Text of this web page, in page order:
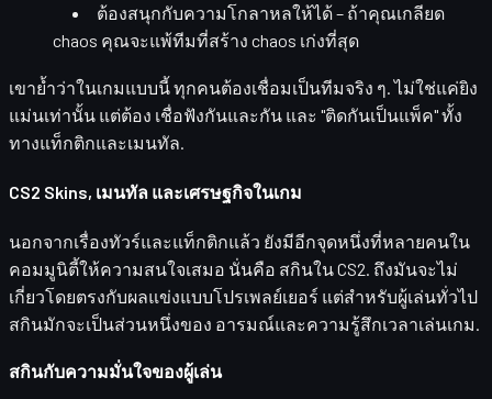
ต้องสนุกกับความโกลาหลให้ได้– ถ้าคุณเกลียด
chaos คุณจะแพ้ทีมที่สร้าง chaos เก่งที่สุด
เขาย้ำว่าในเกมแบบนี้ทุกคนต้องเชื่อมเป็นทีมจริง ๆ. ไม่ใช่แค่ยิง
แม่นเท่านั้น แต่ต้อง เชื่อฟังกันและกัน และ "ติดกันเป็นแพ็ค" ทั้ง
ทางแท็กติกและเมนทัล.
CS2 Skins, เมนทัล และเศรษฐกิจในเกม
นอกจากเรื่องทัวร์และแท็กติกแล้ว ยังมีอีกจุดหนึ่งที่หลายคนใน
คอมมูนิตี้ให้ความสนใจเสมอ นั่นคือ สกินใน CS2. ถึงมันจะไม่
เกี่ยวโดยตรงกับผลแข่งแบบโปรเพลย์เยอร์ แต่สำหรับผู้เล่นทั่วไป
สกินมักจะเป็นส่วนหนึ่งของ อารมณ์และความรู้สึกเวลาเล่นเกม.
สกินกับความมั่นใจของผู้เล่น